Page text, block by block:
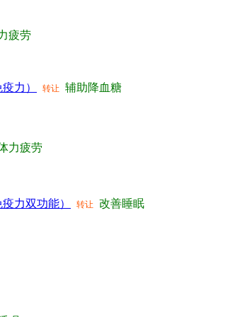
疲劳
力） 转让 辅助降血糖
力疲劳
力双功能） 转让 改善睡眠